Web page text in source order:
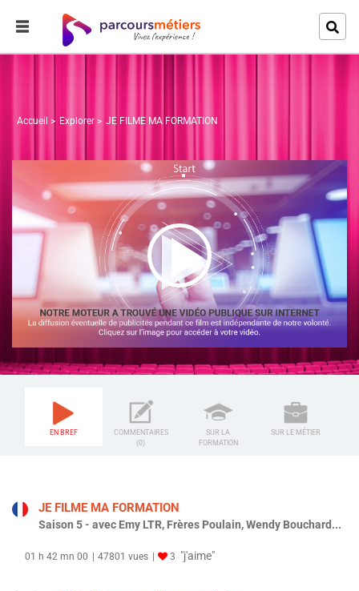
Accueil Explorer JE FILME MA FORMATION
EN BREF
COMMENTAIRES
(0)
SUR LA
FORMATION
SUR LE MÉTIER
JE FILME MA FORMATION
Saison 5 - avec Emy LTR, Frères Poulain, Wendy Bouchard...
01 h 42 mn 00 47801 vues 3 "j'aime"